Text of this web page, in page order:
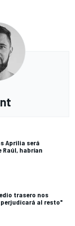
Aprilia será
Raúl, habrían
trasero nos
al resto"